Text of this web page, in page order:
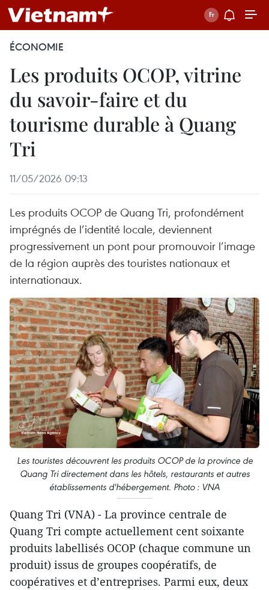
ÉCONOMIE
Les produits OCOP, vitrine
du savoir-faire et du
tourisme durable à Quang
Tri
11/05/2026 09:13
Les produits OCOP de Quang Tri, profondément
imprégnés de l’identité locale, deviennent
progressivement un pont pour promouvoir l’image
de la région auprès des touristes nationaux et
internationaux.
Les touristes découvrent les produits OCOP de la province de
Quang Tri directement dans les hôtels, restaurants et autres
établissements d'hébergement. Photo : VNA
Quang Tri (VNA) - La province centrale de
Quang Tri compte actuellement cent soixante
produits labellisés OCOP (chaque commune un
produit) issus de groupes coopératifs, de
coopératives et d’entreprises. Parmi eux, deux